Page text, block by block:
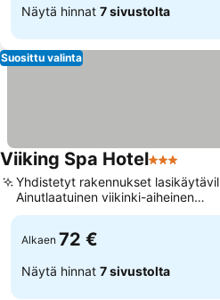
Näytä hinnat 7 sivustolta
Suosittu valinta
Viiking Spa Hotel3
Yhdistetyt rakennukset
Ainutlaatuinen viikinki-aiheinen
vesikeskus
Alkaen 72 €
Näytä hinnat 7 sivustolta